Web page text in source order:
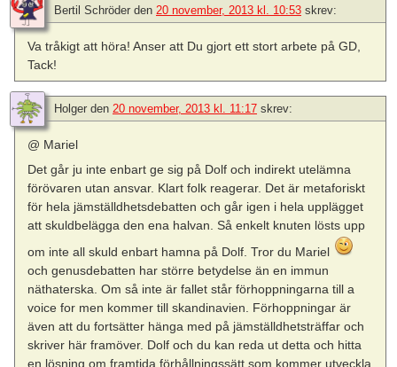
Bertil Schröder den 20 november, 2013 kl. 10:53 skrev:
Va tråkigt att höra! Anser att Du gjort ett stort arbete på GD,
Tack!
Holger den 20 november, 2013 kl. 11:17 skrev:
@ Mariel
Det går ju inte enbart ge sig på Dolf och indirekt utelämna
förövaren utan ansvar. Klart folk reagerar. Det är metaforiskt
för hela jämställdhetsdebatten och går igen i hela upplägget
att skuldbelägga den ena halvan. Så enkelt knuten lösts upp
om inte all skuld enbart hamna på Dolf. Tror du Mariel
och genusdebatten har större betydelse än en immun
näthaterska. Om så inte är fallet står förhoppningarna till a
voice for men kommer till skandinavien. Förhoppningar är
även att du fortsätter hänga med på jämställdhetsträffar och
skriver här framöver. Dolf och du kan reda ut detta och hitta
en lösning om framtida förhållningssätt som kommer utveckla